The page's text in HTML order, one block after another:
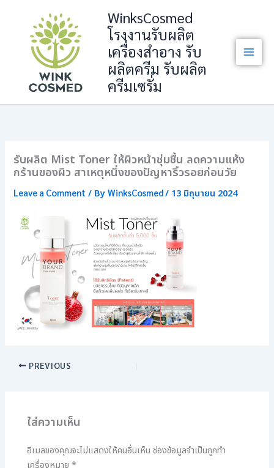
content
WinksCosmed
โรงงานรับผลิต
เครื่องสำอาง รับ
ผลิตครีม รับผลิต
ครีมเซรั่ม
รับผลิต Mist Toner ให้ผิวหน้าชุ่มชื้น ลดความแห้ง
กร้านของผิว สาเหตุหนึ่งของปัญหาริ้วรอยก่อนวัย
Leave a Comment / ByWinksCosmed/ 13 มิถุนายน 2024
PREVIOUS
ใส่ความเห็น
อีเมลของคุณจะไม่แสดงให้คนอื่นเห็น ช่องข้อมูลจำเป็นถูกทำ
เครื่องหมาย*